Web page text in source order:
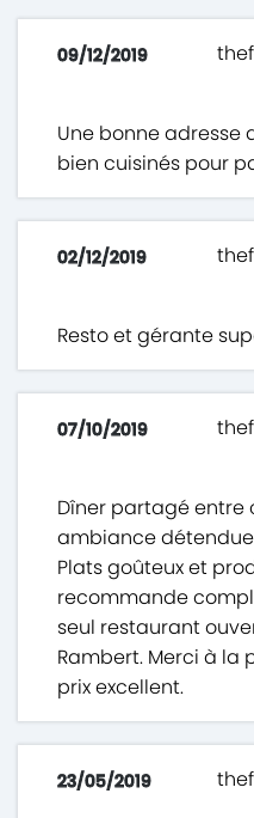
09/12/2019
Une bonne adresse
bien cuisinés pour
02/12/2019
Resto et gérante
07/10/2019
Dîner partagé entre
ambiance
Plats goûteux et
recommande
seul restaurant
Rambert. Merci à la
prix excellent.
23/05/2019